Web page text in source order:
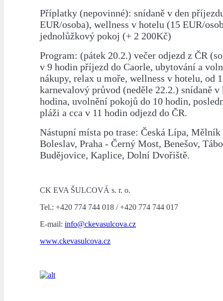
Příplatky (nepovinné): snídaně v den
EUR/osoba), wellness v hotelu (15 EUR/
jednolůžkový pokoj (+ 2 200Kč)
Program: (pátek 20.2.) večer odjezd z ČR
v 9 hodin příjezd do Caorle, ubytování a
nákupy, relax u moře, wellness v hotelu, od
karnevalový průvod (neděle 22.2.) snídaně v
hodina, uvolnění pokojů do 10 hodin,
pláži a cca v 11 hodin odjezd do ČR.
Nástupní místa po trase: Česká Lípa,
Boleslav, Praha - Černý Most, Benešov,
Budějovice, Kaplice, Dolní Dvořiště.
CK EVA ŠULCOVÁ s. r. o.
Tel.: +420 774 744 018 / +420 774 744 017
E-mail: info@ckevasulcova.cz
www.ckevasulcova.cz